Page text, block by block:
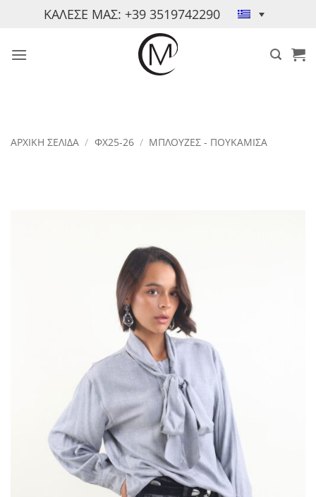
ΜετάβασηΚΑΛΕΣΕ ΜΑΣ: +39 3519742290
ΑΡΧΙΚΉ ΣΕΛΊΔΑ / ΦΧ25-26 / ΜΠΛΟΎΖΕΣ - ΠΟΥΚΆΜΙΣΑ